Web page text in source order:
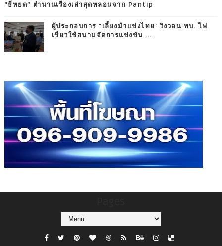
“ธี่หยด” ตำนานเรื่องเล่าสุดหลอนจาก Pantip
ผู้ประกอบการ "เลี้ยงม้าแข่งไทย' วิงวอน ทบ. ไฟ
เขียวใช้สนามจัดการแข่งขัน ...